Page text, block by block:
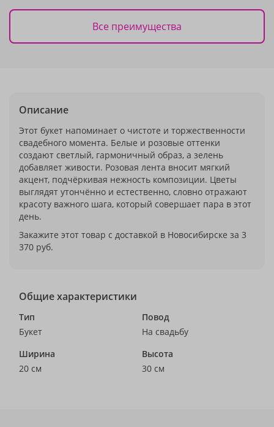
Все преимущества
Описание
Этот букет напоминает о чистоте и торжественности
свадебного момента. Белые и розовые оттенки
создают светлый, гармоничный образ, а зелень
добавляет живости. Розовая лента вносит мягкий
акцент, подчёркивая нежность композиции. Цветы
выглядят утончённо и естественно, словно отражают
красоту важного шага, который совершает пара в этот
день.
Закажите этот товар с доставкой в Новосибирске за 3
370 руб.
Общие характеристики
Тип
Букет
Повод
На свадьбу
Ширина
20 см
Высота
30 см